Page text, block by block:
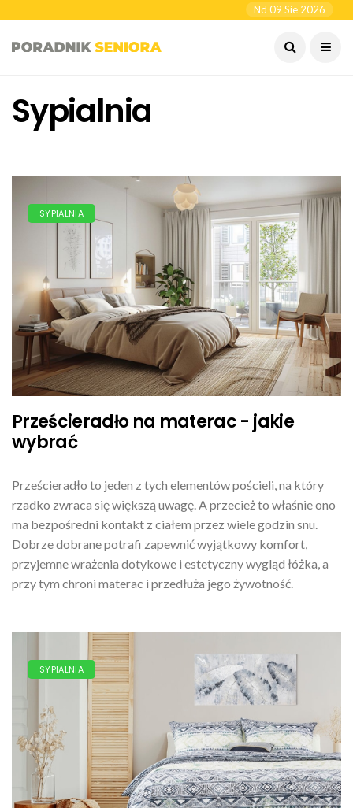
Nd 09 Sie 2026
Sypialnia
SYPIALNIA
Prześcieradło na materac - jakie
wybrać
Prześcieradło to jeden z tych elementów pościeli, na który
rzadko zwraca się większą uwagę. A przecież to właśnie ono
ma bezpośredni kontakt z ciałem przez wiele godzin snu.
Dobrze dobrane potrafi zapewnić wyjątkowy komfort,
przyjemne wrażenia dotykowe i estetyczny wygląd łóżka, a
przy tym chroni materac i przedłuża jego żywotność.
SYPIALNIA